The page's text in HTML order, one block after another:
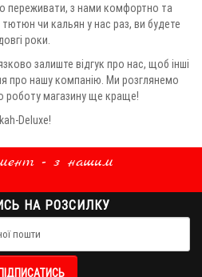
переживати, з нами комфортно та
чи кальян у нас раз, ви будете
роки.
залиште відгук про нас, щоб інші
про нашу компанію. Ми розглянемо
роботу магазину ще краще!
Deluxe!
- з нашим
НА РОЗСИЛКУ